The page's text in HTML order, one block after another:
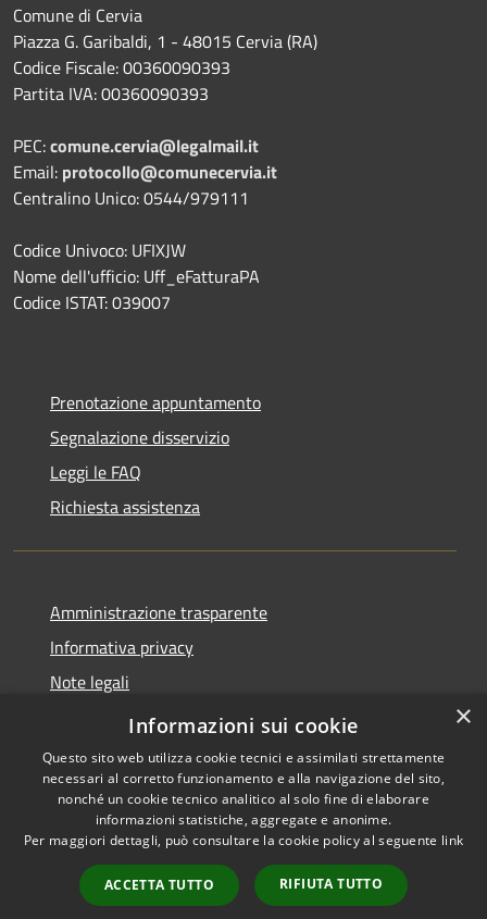
Comune di Cervia
Piazza G. Garibaldi, 1 - 48015 Cervia (RA)
Codice Fiscale: 00360090393
Partita IVA: 00360090393
PEC:comune.cervia@legalmail.it
Email: protocollo@comunecervia.it
Centralino Unico: 0544/979111
Codice Univoco: UFIXJW
Nome dell'ufficio: Uff_eFatturaPA
Codice ISTAT: 039007
Prenotazione appuntamento
Segnalazione disservizio
Leggi le FAQ
Richiesta assistenza
Amministrazione trasparente
Informativa privacy
Note legali
Dichiarazione di accessibilità
Accessibilità
Copyright © 2026 • Comune di
Cervia • Powered by
Municipium•
Accesso
redazione
×
Informazioni sui cookie
Questo sito web utilizza cookie tecnici e assimilati strettamente
necessari al corretto funzionamento e alla navigazione del sito,
nonché un cookie tecnico analitico al solo fine di elaborare
informazioni statistiche, aggregate e anonime.
Per maggiori dettagli, può consultare la cookie policy al seguente link
ACCETTA TUTTO RIFIUTA TUTTO